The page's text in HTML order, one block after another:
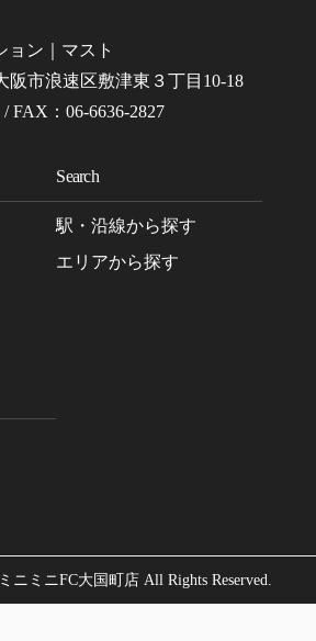
ョン｜マスト
阪市浪速区敷津東３丁目10-18
FAX：06-6636-2827
Search
駅・沿線から探す
エリアから探す
ニミニFC大国町店 All Rights Reserved.